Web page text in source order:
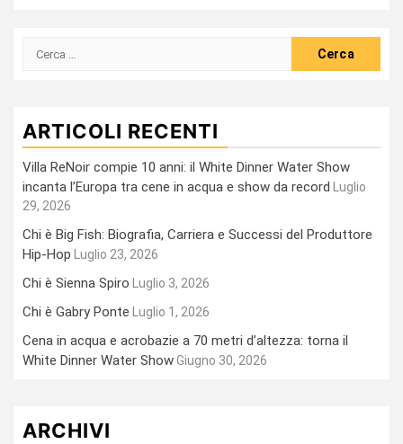
Ricerca
ARTICOLI RECENTI
Villa ReNoir compie 10 anni: il White Dinner Water Show
incanta l’Europa tra cene in acqua e show da record
Luglio
29, 2026
Chi è Big Fish: Biografia, Carriera e Successi del Produttore
Hip-Hop
Luglio 23, 2026
Chi è Sienna Spiro Luglio 3, 2026
Chi è Gabry Ponte Luglio 1, 2026
Cena in acqua e acrobazie a 70 metri d’altezza: torna il
White Dinner Water ShowGiugno 30, 2026
ARCHIVI